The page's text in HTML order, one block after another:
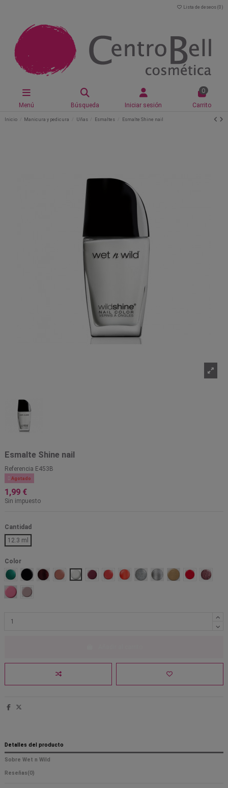
Lista de deseos (0 )
Menú Búsqueda Iniciar sesión
0
Carrito
Inicio Manicura y pedicura Uñas Esmaltes Esmalte Shine nail
Esmalte Shine nail
Referencia E453B
 Agotado
1,99 €
Sin impuesto
Cantidad
12.3 ml
Color
Be more pacific
Black cremeBurgundy frost
Casting callFrench white creme
Grape minds think alike
Grasping at strawberries
HeatwaveKaleidoscope
MetallicaReady to propose
Red redSparked
Tickled pink
Yo soy
Detalles del producto
Sobre Wet n Wild
Reseñas(0)